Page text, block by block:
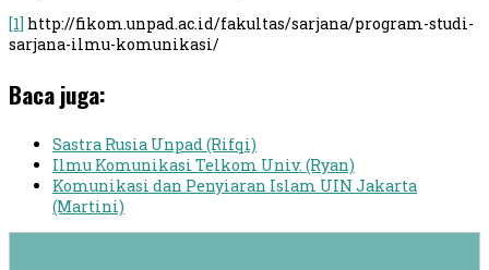
[1] http://fikom.unpad.ac.id/fakultas/sarjana/program-studi-
sarjana-ilmu-komunikasi/
Baca juga:
Sastra Rusia Unpad (Rifqi)
Ilmu Komunikasi Telkom Univ. (Ryan)
Komunikasi dan Penyiaran Islam UIN Jakarta
(Martini)